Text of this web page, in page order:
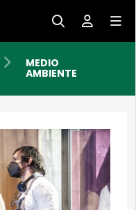
MEDIO
AMBIENTE